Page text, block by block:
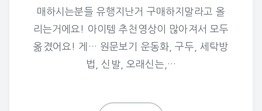
매하시는분들 유행지난거 구매하지말라고 올
리는거에요! 아이템 추천영상이 많아져서 모두
옮겼어요! 게… 원문보기 운동화, 구두, 세탁방
법, 신발, 오래신는,…